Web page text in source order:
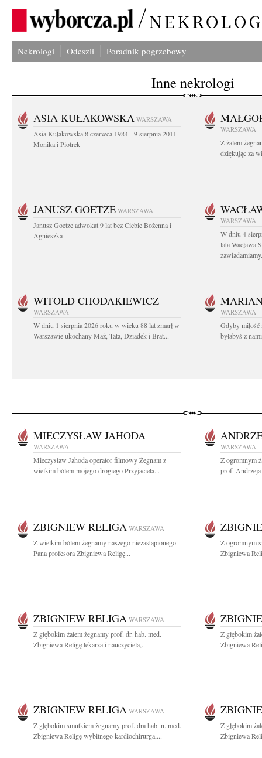
Nekrologi Odeszli Poradnik pogrzebowy
Inne nekrologi
ASIA KUŁAKOWSKA WARSZAWA
Asia Kułakowska 8 czerwca 1984 - 9 sierpnia 2011
Monika i Piotrek
WARSZAWA
Z żalem
dziękując za
JANUSZ GOETZE WARSZAWA
Janusz Goetze adwokat 9 lat bez Ciebie Bożenna i
Agnieszka
WARSZAWA
W dniu 4
lata Wacława
WITOLD CHODAKIEWICZ
WARSZAWA
W dniu 1 sierpnia 2026 roku w wieku 88 lat zmarł w
Warszawie ukochany Mąż, Tata, Dziadek i Brat...
WARSZAWA
Gdyby miłość
byłabyś z
MIECZYSŁAW JAHODA
WARSZAWA
Mieczysław Jahoda operator filmowy Żegnam z
wielkim bólem mojego drogiego Przyjaciela...
WARSZAWA
Z ogromnym
prof. Andrzeja
ZBIGNIEW RELIGA WARSZAWA
Z wielkim bólem żegnamy naszego niezastąpionego
Pana profesora Zbigniewa Religę...
Z ogromnym
Zbigniewa
ZBIGNIEW RELIGA WARSZAWA
Z głębokim żalem żegnamy prof. dr. hab. med.
Zbigniewa Religę lekarza i nauczyciela,...
Z głębokim
Zbigniewa
ZBIGNIEW RELIGA WARSZAWA
Z głębokim smutkiem żegnamy prof. dra hab. n. med.
Zbigniewa Religę wybitnego kardiochirurga,...
Z głębokim
Zbigniewa